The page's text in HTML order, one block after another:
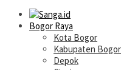
Bogor Raya
Kota Bogor
Kabupaten Bogor
Depok